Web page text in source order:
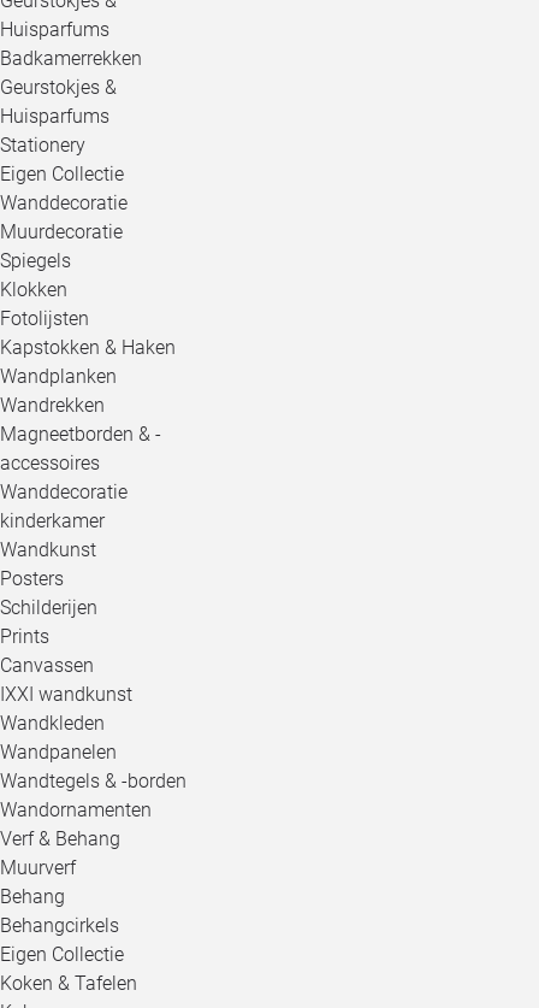
Huisparfums
Badkamerrekken
Geurstokjes &
Huisparfums
Stationery
Eigen Collectie
Wanddecoratie
Muurdecoratie
Spiegels
Klokken
Fotolijsten
Kapstokken & Haken
Wandplanken
Wandrekken
Magneetborden & -
accessoires
Wanddecoratie
kinderkamer
Wandkunst
Posters
Schilderijen
Prints
Canvassen
IXXI wandkunst
Wandkleden
Wandpanelen
Wandtegels & -borden
Wandornamenten
Verf & Behang
Muurverf
Behang
Behangcirkels
Eigen Collectie
Koken & Tafelen